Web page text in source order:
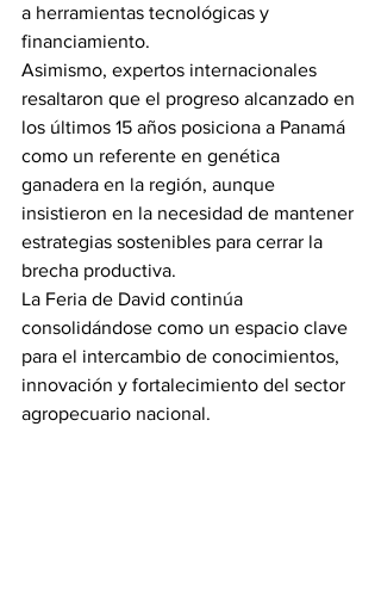
a herramientas tecnológicas y
financiamiento.
Asimismo, expertos internacionales
resaltaron que el progreso alcanzado en
los últimos 15 años posiciona a Panamá
como un referente en genética
ganadera en la región, aunque
insistieron en la necesidad de mantener
estrategias sostenibles para cerrar la
brecha productiva.
La Feria de David continúa
consolidándose como un espacio clave
para el intercambio de conocimientos,
innovación y fortalecimiento del sector
agropecuario nacional.